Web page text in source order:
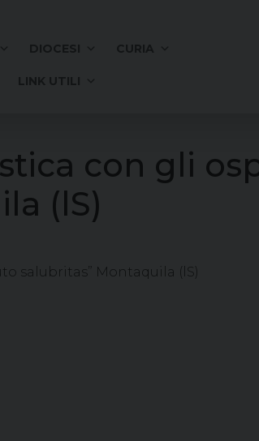
con gli
(lS)
salubritas” Montaquila (lS)